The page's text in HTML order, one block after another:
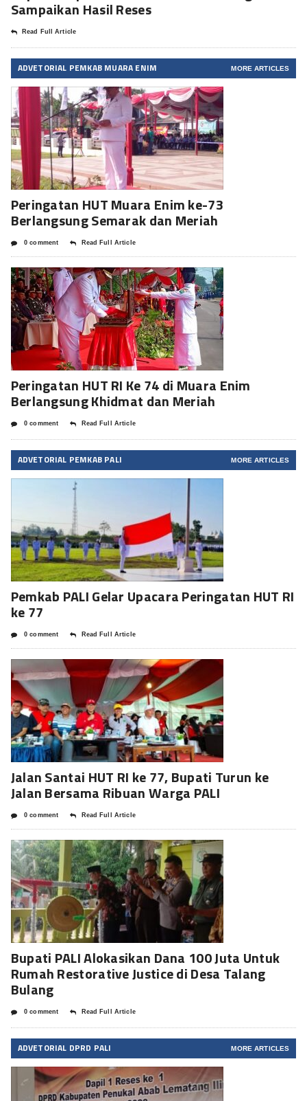
Sampaikan Hasil Reses
Read Full Article
ADVETORIAL PEMKAB MUARA ENIM MORE ARTICLES
Peringatan HUT Muara Enim ke-73
Berlangsung Semarak dan Meriah
0 comment Read Full Article
Peringatan HUT RI Ke 74 di Muara Enim
Berlangsung Khidmat dan Meriah
0 comment Read Full Article
ADVETORIAL PEMKAB PALI MORE ARTICLES
Pemkab PALI Gelar Upacara Peringatan HUT RI
ke 77
0 comment Read Full Article
Jalan Santai HUT RI ke 77, Bupati Turun ke
Jalan Bersama Ribuan Warga PALI
0 comment Read Full Article
Bupati PALI Alokasikan Dana 100 Juta Untuk
Rumah Restorative Justice di Desa Talang
Bulang
0 comment Read Full Article
ADVETORIAL DPRD PALI MORE ARTICLES